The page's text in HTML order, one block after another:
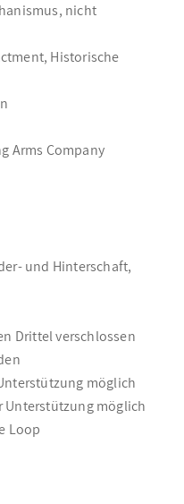
nicht
Historische
Arms Company
und Hinterschaft,
Drittel verschlossen
möglich
Unterstützung möglich
Loop